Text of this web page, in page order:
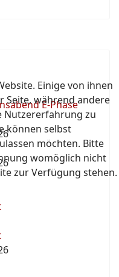
E-Phase
Einige von ihnen
Seite, während andere
Nutzererfahrung zu
können selbst
möchten. Bitte
womöglich nicht
zur Verfügung stehen.